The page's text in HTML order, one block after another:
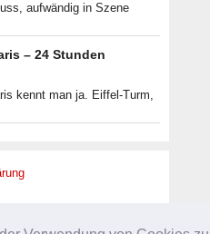
aufwändig in Szene
– 24 Stunden
kennt man ja. Eiffel-Turm,